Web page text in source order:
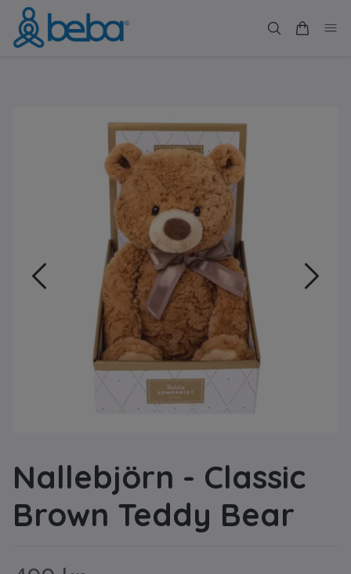
Nallebjörn - Classic
Brown Teddy Bear